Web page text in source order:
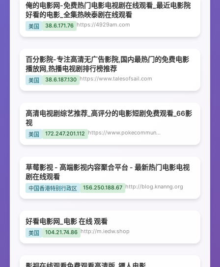
俺的电影网-免费热门电影电视剧在线观看_最近电影院
好看的电影_全集热映泰剧在线观看
美国 38.6.171.76 https://4929am.com
百分影院-专注高清无广告影院,国内最热门的免费电影
播放网,热播电视剧排行榜推荐
美国 38.6.187.130 https://www.talesofsail.com
高清电视剧综艺推荐_高评分的电影短剧免费观看_66影
视
美国 172.247.201.112 https://www.pokecommunity.net
草莓影视 - 高端影视内容聚合平台 - 最新热门电影电视
剧在线观看
中国香港特别行政区 156.250.188.67 http://blog.knanng.org
好看电影网_电影 在线 观看
美国 104.21.74.86 http://m.iedw.shop